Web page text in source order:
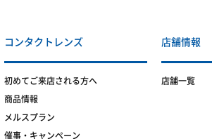
コンタクトレンズ
初めてご来店される方へ
商品情報
メルスプラン
催事・キャンペーン
店舗情報
店舗一覧